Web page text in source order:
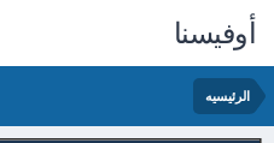
أوفيسنا
الرئيسيه